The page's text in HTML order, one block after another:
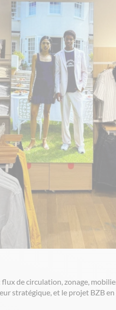
de circulation, zonage,
stratégique, et le projet BZB